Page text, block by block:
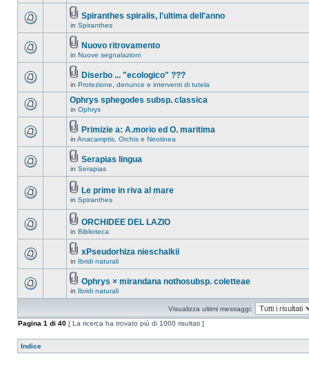
Spiranthes spiralis, l'ultima dell'anno
in Spiranthes
Nuovo ritrovamento
in Nuove segnalazioni
Diserbo ... "ecologico" ???
in Protezione, denunce e interventi di tutela
Ophrys sphegodes subsp. classica
in Ophrys
Primizie a: A.morio ed O. maritima
in Anacamptis, Orchis e Neotinea
Serapias lingua
in Serapias
Le prime in riva al mare
in Spiranthes
ORCHIDEE DEL LAZIO
in Biblioteca
xPseudorhiza nieschalkii
in Ibridi naturali
Ophrys × mirandana nothosubsp. coletteae
in Ibridi naturali
Visualizza ultimi messaggi:
Pagina 1 di 40 [ La ricerca ha trovato più di 1000 risultati ]
Indice